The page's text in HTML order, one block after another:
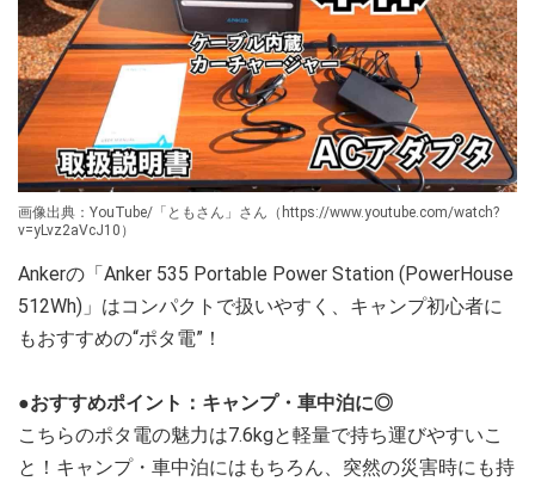
画像出典：YouTube/「ともさん」さん（https://www.youtube.com/watch?
v=yLvz2aVcJ10）
Ankerの「Anker 535 Portable Power Station (PowerHouse
512Wh)」はコンパクトで扱いやすく、キャンプ初心者に
もおすすめの“ポタ電”！
●おすすめポイント：キャンプ・車中泊に◎
こちらのポタ電の魅力は7.6kgと軽量で持ち運びやすいこ
と！キャンプ・車中泊にはもちろん、突然の災害時にも持